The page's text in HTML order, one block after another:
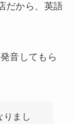
だから、英語
音してもら
りまし